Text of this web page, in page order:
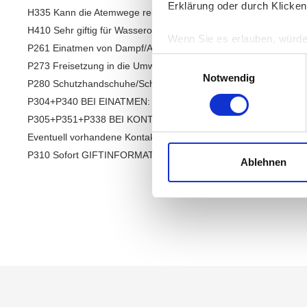
Erklärung oder durch
Wenn Sie es erlauben,
Informationen über
Ihr Gerät durch
Erfahren Sie mehr
Einzelheitenfest.
Wir verwenden Cookies,
und die Zugriffe auf unsere
Notwendig
Ablehnen
H335 Kann die Atemwege reizen.
H410 Sehr giftig für Wasserorganismen mit langfristiger Wirkung.
P261 Einatmen von Dampf/Aerosol vermeiden.
P273 Freisetzung in die Umwelt vermeiden.
P280 Schutzhandschuhe/Schutzkleidung/Augenschutz/
P304+P340 BEI EINATMEN: Die Person an die frische Luft
P305+P351+P338 BEI KONTAKT MIT DEN AUGEN: Einige
Eventuell vorhandene Kontaktlinsen nach Möglichkeit entfernen.
P310 Sofort GIFTINFORMATIONSZENTRUM/Arzt anrufen.